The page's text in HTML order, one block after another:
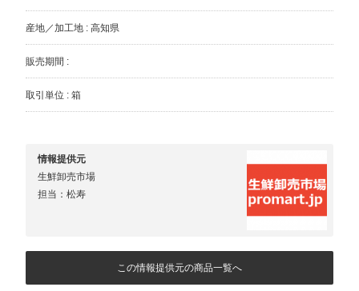
産地／加工地 : 高知県
販売期間 :
取引単位 : 箱
情報提供元
生鮮卸売市場
担当：松寿
この情報提供元の商品一覧へ